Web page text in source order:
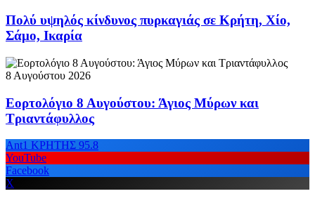
Πολύ υψηλός κίνδυνος πυρκαγιάς σε Κρήτη, Χίο,
Σάμο, Ικαρία
8 Αυγούστου 2026
Εορτολόγιο 8 Αυγούστου: Άγιος Μύρων και
Τριαντάφυλλος
Ant1 ΚΡΗΤΗΣ 95.8
YouTube
Facebook
X